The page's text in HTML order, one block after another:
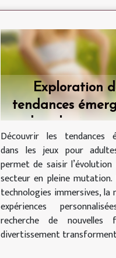
Exploration
tendances
dans les jeux
adultes en
Découvrir les tendances
dans les jeux pour
permet de saisir l’évolution
secteur en pleine mutation.
technologies immersives, la
expériences
recherche de nouvelles
divertissement